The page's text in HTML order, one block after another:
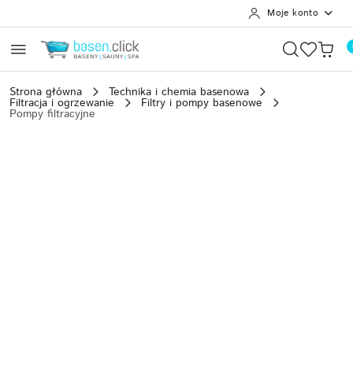
Moje konto
Strona główna Technika i chemia basenowa
Filtracja i ogrzewanie Filtry i pompy basenowe
Pompy filtracyjne